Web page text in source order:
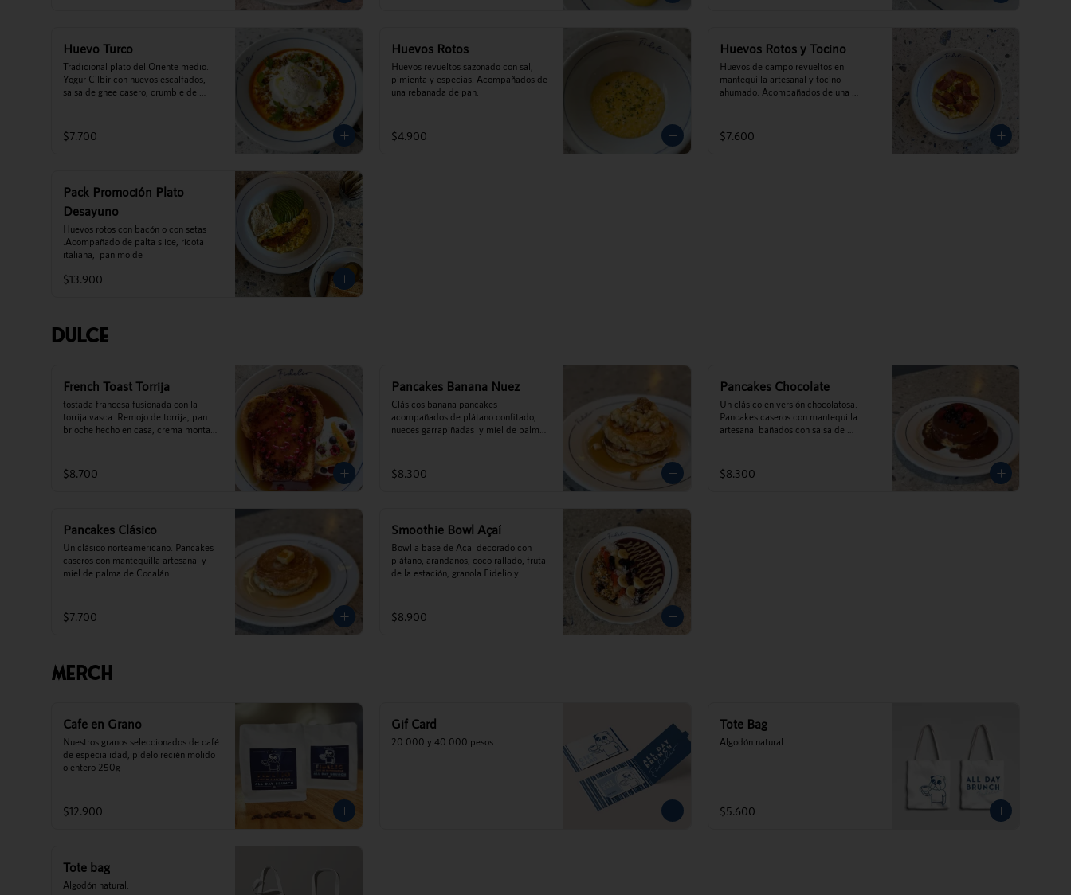
Huevo Turco
Tradicional plato del Oriente medio.
Yogur Cilbir con huevos escalfados,
salsa de ghee casero, crumble de
acompañados de tostadas de pan
(este plato no es caliente).
$7.700
Huevos Rotos
Huevos revueltos sazonado con sal,
pimienta y especias. Acompañados de
una rebanada de pan.
$4.900
Huevos Rotos y Tocino
Huevos de campo revueltos en
mantequilla artesanal y tocino
ahumado. Acompañados de una
$7.600
Pack Promoción Plato
Desayuno
Huevos rotos con bacón o con setas
.Acompañado de palta slice, ricota
italiana,  pan molde
$13.900
Dulce
French Toast Torrija
tostada francesa fusionada con la
torrija vasca. Remojo de torrija, pan
brioche hecho en casa, crema montada
de palma de cocalan.
$8.700
Pancakes Banana Nuez
Clásicos banana pancakes
acompañados de plátano confitado,
nueces garrapiñadas  y miel de palma
$8.300
Pancakes Chocolate
Un clásico en versión chocolatosa.
Pancakes caseros con mantequilla
artesanal bañados con salsa de
$8.300
Pancakes Clásico
Un clásico norteamericano. Pancakes
caseros con mantequilla artesanal y
miel de palma de Cocalán.
$7.700
Smoothie Bowl Açaí
Bowl a base de Acai decorado con
plátano, arandanos, coco rallado, fruta
de la estación, granola Fidelio y
$8.900
Merch
Cafe en Grano
Nuestros granos seleccionados de café
de especialidad, pídelo recién molido
o entero 250g
$12.900
Gif Card
20.000 y 40.000 pesos.
Tote Bag
Algodón natural.
$5.600
Tote bag
Algodón natural.